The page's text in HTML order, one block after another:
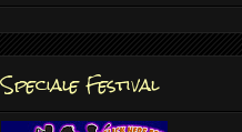
Speciale Festival